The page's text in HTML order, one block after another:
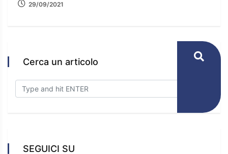
29/09/2021
Cerca un articolo
SEGUICI SU